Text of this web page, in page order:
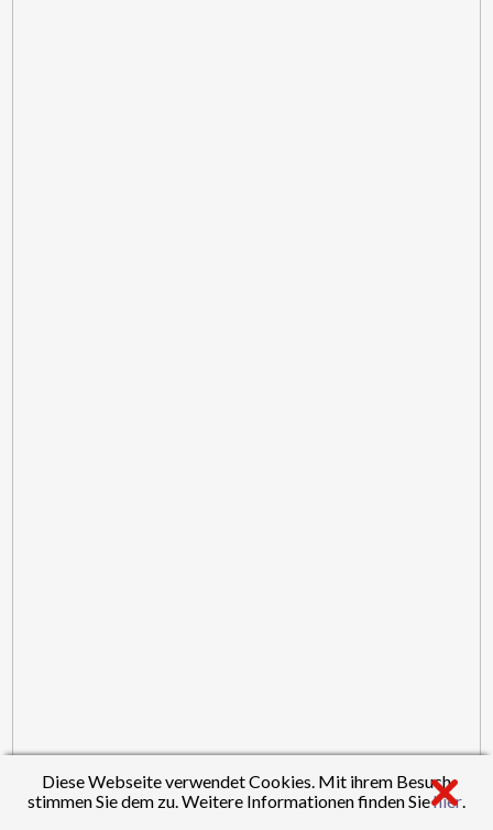
Diese Webseite verwendet Cookies. Mit ihrem Besuch
stimmen Sie dem zu. Weitere Informationen finden Siehier.